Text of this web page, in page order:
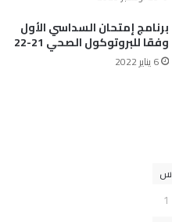
برنامج إمتحان السداسي الأول
وفقا للبروتوكول الصحي 21-22
6 يناير 2022
س
1